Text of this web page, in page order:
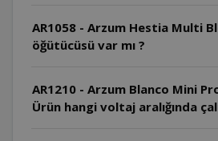
AR1058 - Arzum Hestia Multi
öğütücüsü var mı ?
AR1210 - Arzum Blanco Mini
Ürün hangi voltaj aralığında